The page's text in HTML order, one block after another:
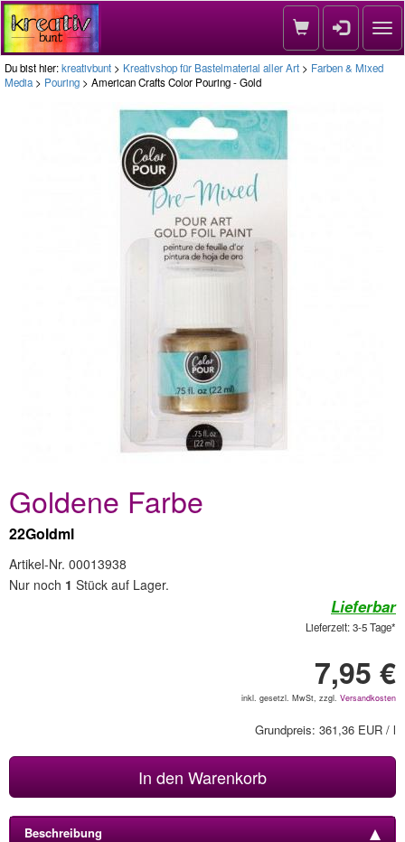
Du bist hier:kreativbunt > Kreativshop für Bastelmaterial aller Art > Farben & Mixed
Media > Pouring > American Crafts Color Pouring - Gold
Goldene Farbe
22Goldml
Artikel-Nr. 00013938
Nur noch 1 Stück auf Lager.
Lieferbar
Lieferzeit: 3-5 Tage*
7,95 €
inkl. gesetzl. MwSt, zzgl. Versandkosten
Grundpreis: 361,36 EUR / l
In den Warenkorb
Beschreibung